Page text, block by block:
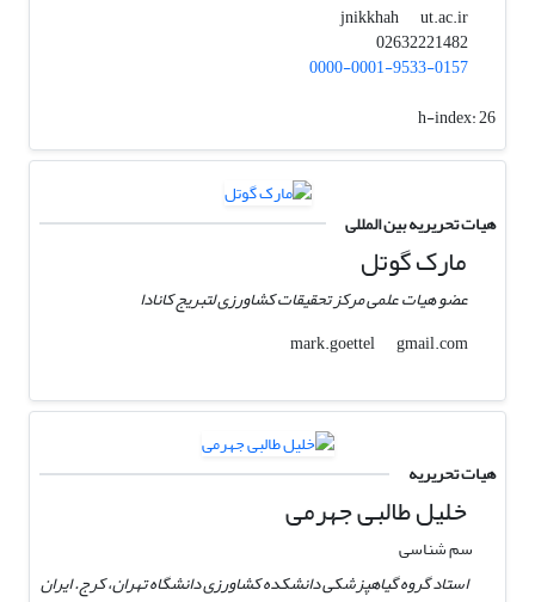
jnikkhah
ut.ac.ir
02632221482
0000-0001-9533-0157
h-index:26
هیات تحریریه بین المللی
مارک گوتل
عضو هیات علمی مرکز تحقیقات کشاورزی لتبریج کانادا
mark.goettel
gmail.com
هیات تحریریه
خلیل طالبی جهرمی
سم شناسی
استاد گروه گیاهپزشکی دانشکده کشاورزی دانشگاه تهران، کرج. ایران